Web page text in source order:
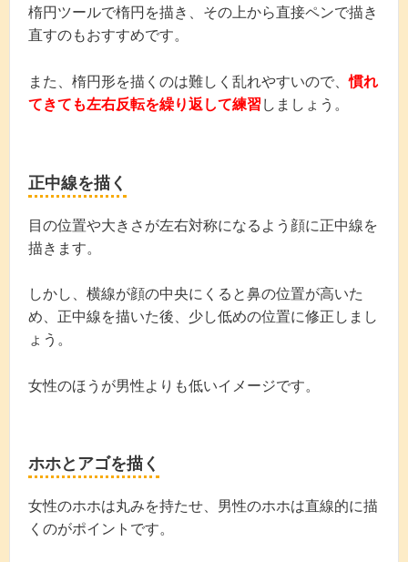
楕円ツールで楕円を描き、その上から直接ペンで描き
直すのもおすすめです。
また、楕円形を描くのは難しく乱れやすいので、慣れ
てきても左右反転を繰り返して練習 しましょう。
正中線を描く
目の位置や大きさが左右対称になるよう顔に正中線を
描きます。
しかし、横線が顔の中央にくると鼻の位置が高いた
め、正中線を描いた後、少し低めの位置に修正しまし
ょう。
女性のほうが男性よりも低いイメージです。
ホホとアゴを描く
女性のホホは丸みを持たせ、男性のホホは直線的に描
くのがポイントです。